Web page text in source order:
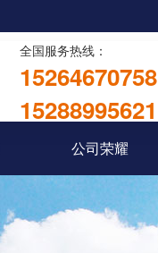
全国服务热线：
15264670758
15288995621
公司荣耀